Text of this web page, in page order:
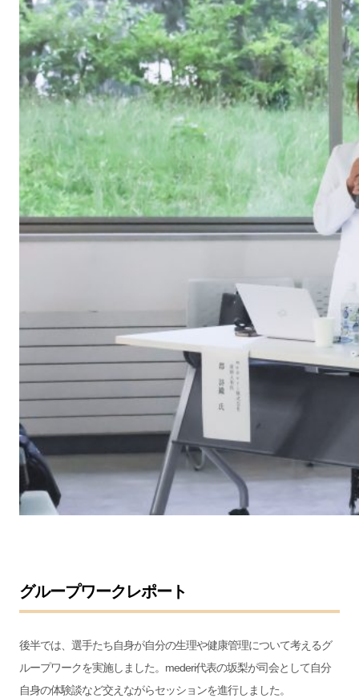
グループワークレポート
後半では、選手たち自身が自分の生理や健康管理について考えるグ
ループワークを実施しました。mederi代表の坂梨が司会として自分
自身の体験談など交えながらセッションを進行しました。